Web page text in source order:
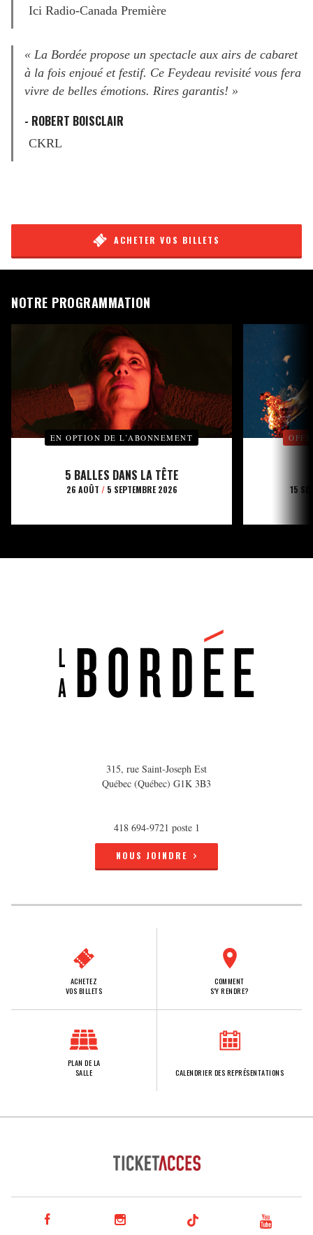
Ici Radio-Canada Première
« La Bordée propose un spectacle aux airs de cabaret
à la fois enjoué et festif. Ce Feydeau revisité vous fera
vivre de belles émotions. Rires garantis! »
- ROBERT BOISCLAIR
CKRL
ACHETER VOS BILLETS
NOTRE PROGRAMMATION
EN OPTION DE L’ABONNEMENT
5 BALLES DANS LA TÊTE
26 AOÛT /5 SEPTEMBRE 2026 15
315, rue Saint-Joseph Est
Québec (Québec) G1K 3B3
418 694-9721 poste 1
NOUS JOINDRE
ACHETEZ
VOS BILLETS
COMMENT
S'Y RENDRE?
PLAN DE LA
SALLE
CALENDRIER DES REPRÉSENTATIONS